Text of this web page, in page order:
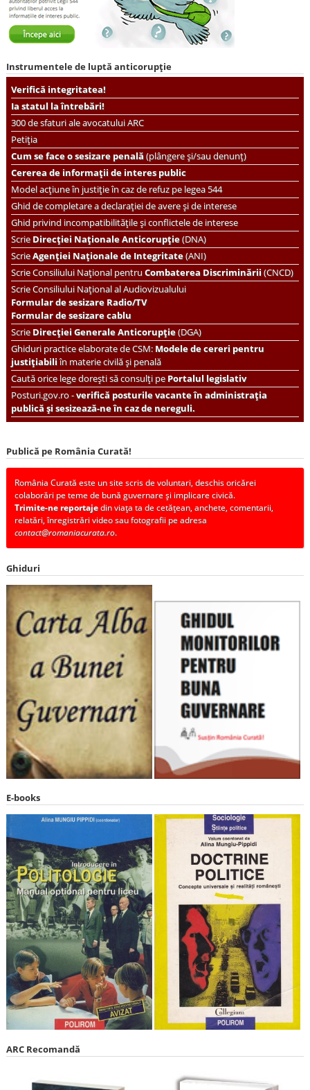
Instrumentele de luptă anticorupție
Verifică integritatea!
Ia statul la întrebări!
300 de sfaturi ale avocatului ARC
Petiția
Cum se face o sesizare penală(plângere și/sau denunț)
Cererea de informații de interes public
Model acțiune în justiție în caz de refuz pe legea 544
Ghid de completare a declarației de avere și de interese
Ghid privind incompatibilitățile și conflictele de interese
ScrieDirecției Naționale Anticorupție(DNA)
ScrieAgenției Naționale de Integritate(ANI)
ScrieConsiliului Național pentruCombaterea Discriminării(CNCD)
Scrie Consiliului Național al Audiovizualului
Formular de sesizare Radio/TV
Formular de sesizare cablu
ScrieDirecției Generale Anticorupție(DGA)
Ghiduri practice elaborate de CSM: Modele de cereri pentru
justițiabiliîn materie civilă și penală
Caută orice lege dorești să consulți pePortalul legislativ
Posturi.gov.ro -verifică posturile vacante în administrația
publică și sesizează-ne în caz de nereguli.
Publică pe România Curată!
România Curată este un site scris de voluntari, deschis oricărei
colaborări pe teme de bună guvernare și implicare civică.
Trimite-ne reportajedin viața ta de cetățean, anchete, comentarii,
relatări, înregistrări video sau fotografii pe adresa
contact@romaniacurata.ro.
Ghiduri
E-books
ARC Recomandă